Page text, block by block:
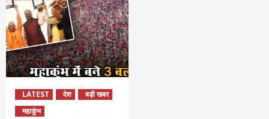
LATEST देश
बड़ी खबर
महाकुंभ